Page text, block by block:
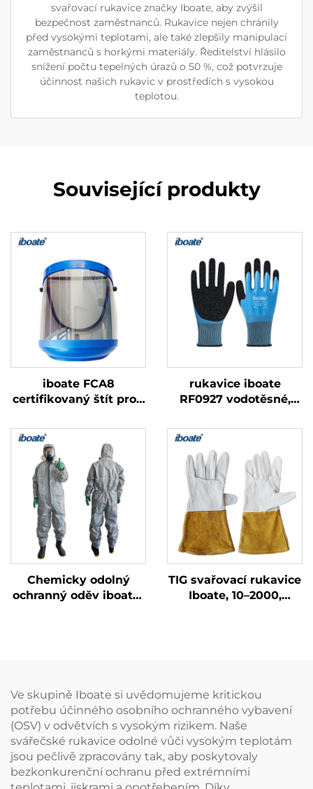
svařovací rukavice značky Iboate, aby zvýšil
bezpečnost zaměstnanců. Rukavice nejen chránily
před vysokými teplotami, ale také zlepšily manipulaci
zaměstnanců s horkými materiály. Ředitelství hlásilo
snížení počtu tepelných úrazů o 50 %, což potvrzuje
účinnost našich rukavic v prostředích s vysokou
teplotou.
Související produkty
iboate FCA8
certifikovaný štít proti
ochranou proti více
nebezpečím
rukavice iboate
RF0927 vodotěsné,
certifikované podle
normy CE, standard
EN388
Chemicky odolný
ochranný oděv iboate-
TIG svařovací rukavice
Iboate, 10–2000,
Ve skupině Iboate si uvědomujeme kritickou
potřebu účinného osobního ochranného vybavení
(OSV) v odvětvích s vysokým rizikem. Naše
svářečské rukavice odolné vůči vysokým teplotám
jsou pečlivě zpracovány tak, aby poskytovaly
bezkonkurenční ochranu před extrémními